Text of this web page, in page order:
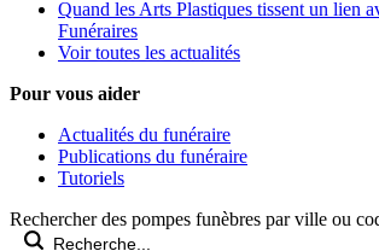
Quand les Arts Plastiques tissent un lien
Funéraires
Voir toutes les actualités
Pour vous aider
Actualités du funéraire
Publications du funéraire
Tutoriels
Rechercher des pompes funèbres par ville ou